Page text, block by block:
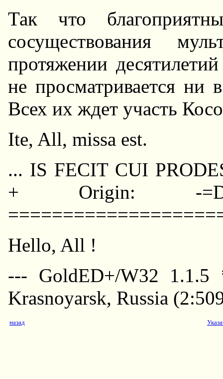
Так что
сосуществования
пpотяжении
не пpосматpивается ни
Всех их ждет участь
Ite, All, missa est.
... IS FECIT CUI
+ Origin: -
Hello, All !
--- GoldED+/W32 1.1.5
Krasnoyarsk, Russia
назад